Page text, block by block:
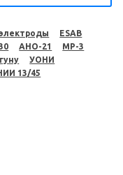
ESAB
АНО-21
МР-3
УОНИ
13/45